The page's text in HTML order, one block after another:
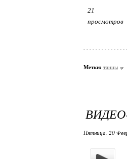
21
просмотров
Метки: танцы
Пятница, 20